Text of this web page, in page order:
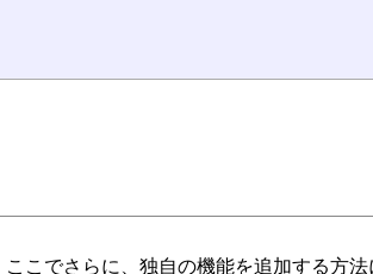
こでさらに、独自の機能を追加する方